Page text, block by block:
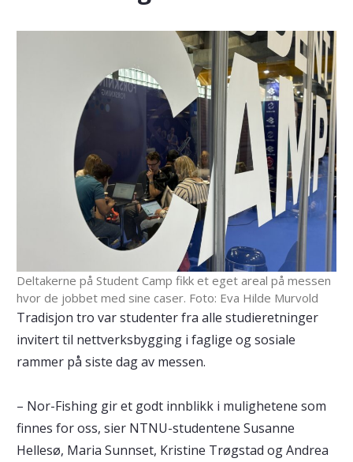
Deltakerne på Student Camp fikk et eget areal på messen
hvor de jobbet med sine caser. Foto: Eva Hilde Murvold
Tradisjon tro var studenter fra alle studieretninger
invitert til nettverksbygging i faglige og sosiale
rammer på siste dag av messen.
– Nor-Fishing gir et godt innblikk i mulighetene som
finnes for oss, sier NTNU-studentene Susanne
Hellesø, Maria Sunnset, Kristine Trøgstad og Andrea